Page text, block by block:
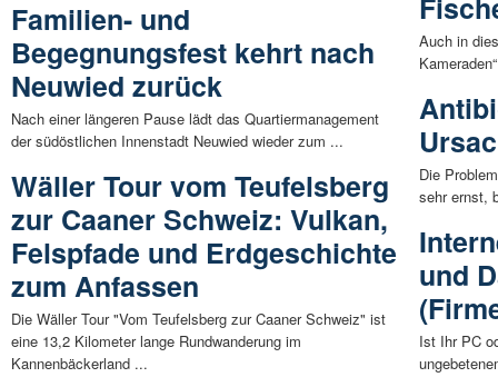
Familien- und
Begegnungsfest kehrt nach
Neuwied zurück
Nach einer längeren Pause lädt das Quartiermanagement
der südöstlichen Innenstadt Neuwied wieder zum ...
Wäller Tour vom Teufelsberg
zur Caaner Schweiz: Vulkan,
Felspfade und Erdgeschichte
zum Anfassen
Die Wäller Tour "Vom Teufelsberg zur Caaner Schweiz" ist
eine 13,2 Kilometer lange Rundwanderung im
Kannenbäckerland ...
Auch in
Die
sehr ernst,
und
Ist Ihr PC